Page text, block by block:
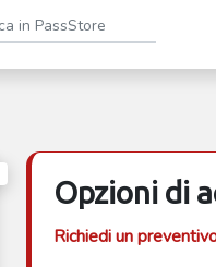
Opzioni di
Richiedi un